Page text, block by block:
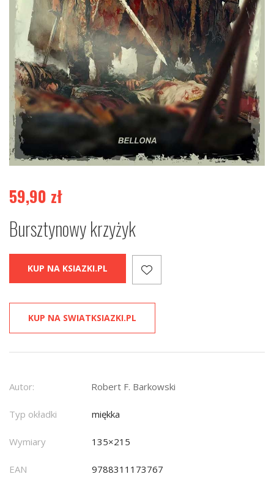
59,90 zł
Bursztynowy krzyżyk
KUP NA KSIAZKI.PL
KUP NA SWIATKSIAZKI.PL
Autor: Robert F. Barkowski
Typ okładki miękka
Wymiary 135×215
EAN 9788311173767